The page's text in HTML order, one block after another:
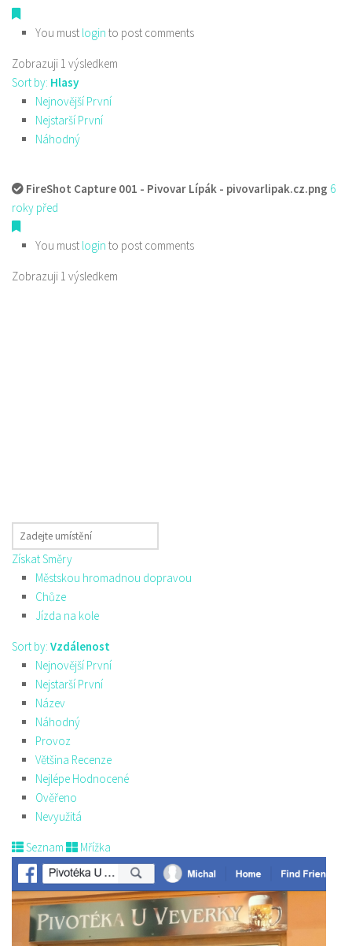
You must login to post comments
Zobrazuji 1 výsledkem
Sort by: Hlasy
Nejnovější První
Nejstarší První
Náhodný
FireShot Capture 001 - Pivovar Lípák - pivovarlipak.cz.png 6
roky před
You must login to post comments
Zobrazuji 1 výsledkem
Získat Směry
Městskou hromadnou dopravou
Chůze
Jízda na kole
Sort by: Vzdálenost
Nejnovější První
Nejstarší První
Název
Náhodný
Provoz
Většina Recenze
Nejlépe Hodnocené
Ověřeno
Nevyužitá
Seznam Mřížka